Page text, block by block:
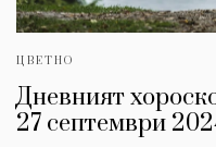
ЦВЕТНО
Дневният
27 септември